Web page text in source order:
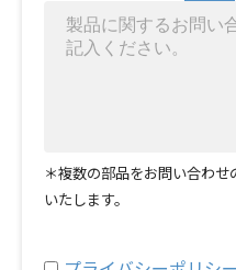
＊複数の部品をお問い合わ
いたします。